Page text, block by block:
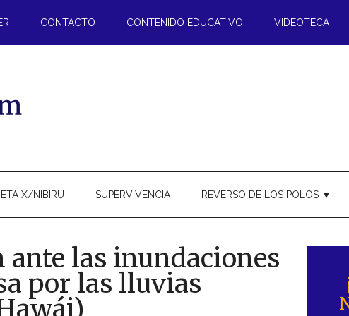
CONTACTO CONTENIDO EDUCATIVO VIDEOTECA
X/NIBIRU SUPERVIVENCIA REVERSO DE LOS POLOS ▼
ante las inundaciones
por las lluvias